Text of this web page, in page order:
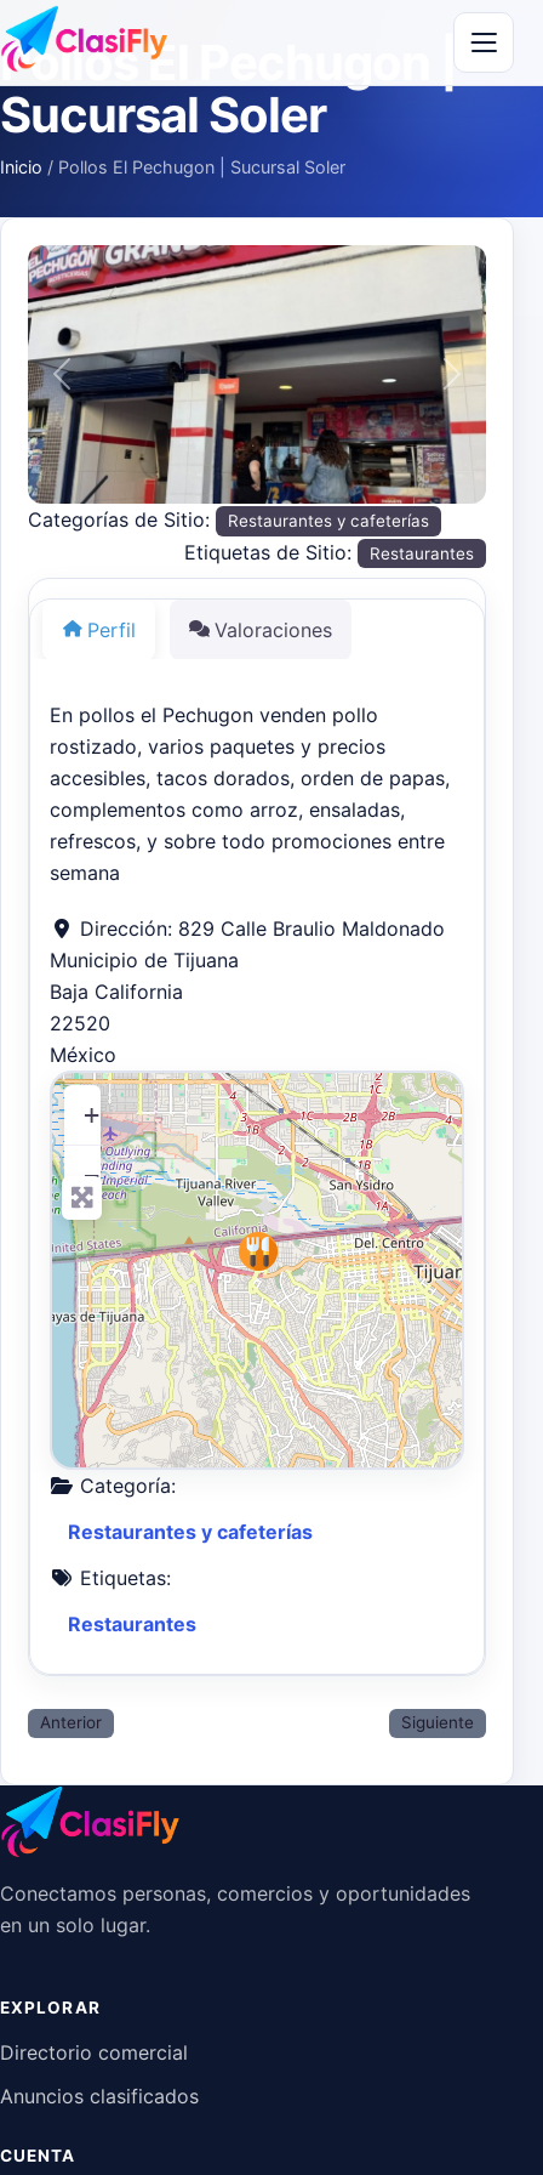
Saltar al contenido
Pollos El Pechugon |
Sucursal Soler
Inicio / Pollos El Pechugon | Sucursal Soler
Anterior Siguiente
Categorías de Sitio: Restaurantes y cafeterías
Etiquetas de Sitio: Restaurantes
Perfil Valoraciones
En pollos el Pechugon venden pollo
rostizado, varios paquetes y precios
accesibles, tacos dorados, orden de papas,
complementos como arroz, ensaladas,
refrescos, y sobre todo promociones entre
semana
Dirección: 829 Calle Braulio Maldonado
Municipio de Tijuana
Baja California
22520
México
+
−
Categoría:
Restaurantes y cafeterías
Etiquetas:
Restaurantes
Anterior Siguiente
Conectamos personas, comercios y oportunidades
en un solo lugar.
EXPLORAR
Directorio comercial
Anuncios clasificados
CUENTA